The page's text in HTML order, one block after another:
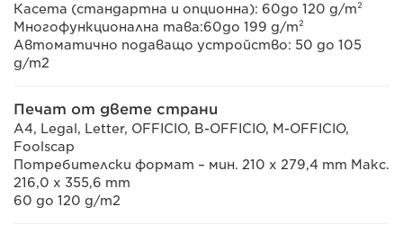
Касета (стандартна и опционна): 60до 120 g/m²
Многофункционална тава:60до 199 g/m²
Автоматично подаващо устройство: 50 до 105
g/m2
Печат от двете страни
A4, Legal, Letter, OFFICIO, B-OFFICIO, M-OFFICIO,
Foolscap
Потребителски формат – мин. 210 x 279,4 mm Макс.
216,0 x 355,6 mm
60 до 120 g/m2